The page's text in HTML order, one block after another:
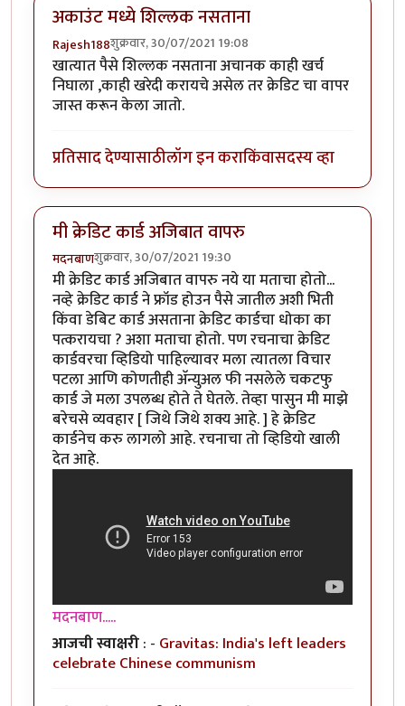
अकाउंट मध्ये शिल्लक नसताना
Rajesh188शुक्रवार, 30/07/2021 19:08
खात्यात पैसे शिल्लक नसताना अचानक काही खर्च
निघाला ,काही खरेदी करायचे असेल तर क्रेडिट चा वापर
जास्त करून केला जातो.
प्रतिसाद देण्यासाठीलॉग इन कराकिंवासदस्य व्हा
मी क्रेडिट कार्ड अजिबात वापरु
मदनबाणशुक्रवार, 30/07/2021 19:30
मी क्रेडिट कार्ड अजिबात वापरु नये या मताचा होतो...
नव्हे क्रेडिट कार्ड ने फ्रॉड होउन पैसे जातील अशी भिती
किंवा डेबिट कार्ड असताना क्रेडिट कार्डचा धोका का
पत्करायचा ? अशा मताचा होतो. पण रचनाचा क्रेडिट
कार्डवरचा व्हिडियो पाहिल्यावर मला त्यातला विचार
पटला आणि कोणतीही अ‍ॅन्युअल फी नसलेले चकटफु
कार्ड जे मला उपलब्ध होते ते घेतले. तेव्हा पासुन मी माझे
बरेचसे व्यवहार [ जिथे जिथे शक्य आहे. ] हे क्रेडिट
कार्डनेच करु लागलो आहे. रचनाचा तो व्हिडियो खाली
देत आहे.
मदनबाण.....
आजची स्वाक्षरी: - Gravitas: India's left leaders
celebrate Chinese communism